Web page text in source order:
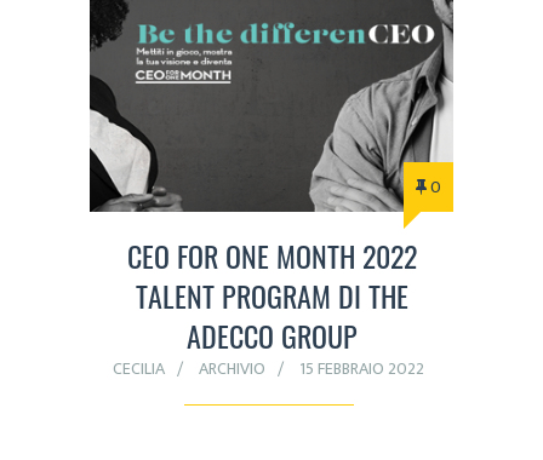
0
CEO FOR ONE MONTH 2022
TALENT PROGRAM DI THE
ADECCO GROUP
CECILIA ARCHIVIO 15 FEBBRAIO 2022